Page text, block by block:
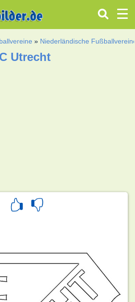
» Niederländische
Utrecht